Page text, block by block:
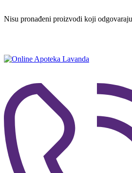
Nisu pronađeni proizvodi koji